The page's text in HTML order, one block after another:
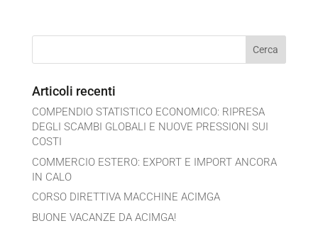
Articoli recenti
COMPENDIO STATISTICO ECONOMICO: RIPRESA
DEGLI SCAMBI GLOBALI E NUOVE PRESSIONI SUI
COSTI
COMMERCIO ESTERO: EXPORT E IMPORT ANCORA
IN CALO
CORSO DIRETTIVA MACCHINE ACIMGA
BUONE VACANZE DA ACIMGA!